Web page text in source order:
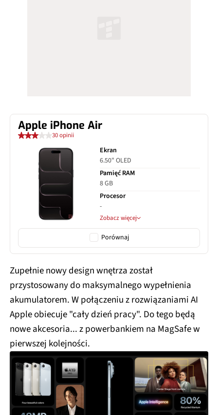
Apple iPhone Air
30 opinii
Ekran
6.50" OLED
Pamięć RAM
8 GB
Procesor
-
Zobacz więcej
Porównaj
Zupełnie nowy design wnętrza został
przystosowany do maksymalnego wypełnienia
akumulatorem. W połączeniu z rozwiązaniami AI
Apple obiecuje "cały dzień pracy". Do tego będą
nowe akcesoria... z powerbankiem na MagSafe w
pierwszej kolejności.